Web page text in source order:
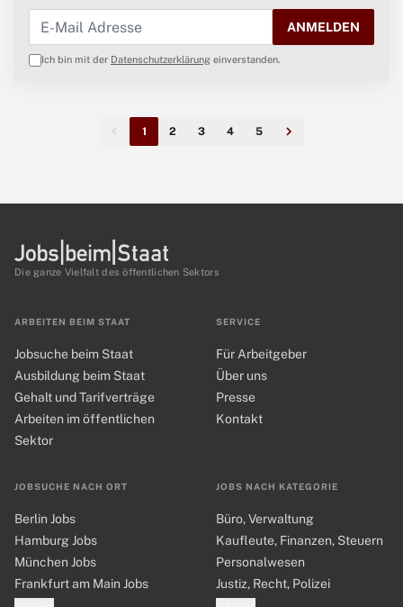
ANMELDEN
Ich bin mit der Datenschutzerklärung einverstanden.
1 2 3 4 5
Die ganze Vielfalt des öffentlichen Sektors
ARBEITEN BEIM STAAT
Jobsuche beim Staat
Ausbildung beim Staat
Gehalt und Tarifverträge
Arbeiten im öffentlichen
Sektor
JOBSUCHE NACH ORT
Berlin Jobs
Hamburg Jobs
München Jobs
Frankfurt am Main Jobs
JOBS NACH KATEGORIE
Büro, Verwaltung
Kaufleute, Finanzen, Steuern
Personalwesen
Justiz, Recht, Polizei
SERVICE
Für Arbeitgeber
Über uns
Presse
Kontakt